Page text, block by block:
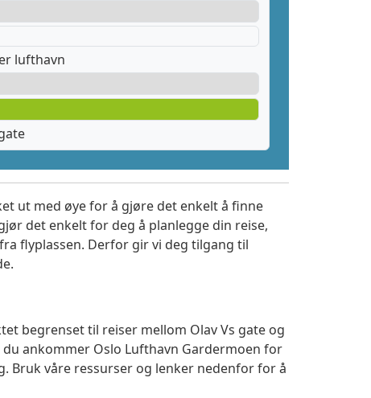
lufthavn
ut med øye for å gjøre det enkelt å finne
det enkelt for deg å planlegge din reise,
flyplassen. Derfor gir vi deg tilgang til
begrenset til reiser mellom Olav Vs gate og
ankommer Oslo Lufthavn Gardermoen for
Bruk våre ressurser og lenker nedenfor for å